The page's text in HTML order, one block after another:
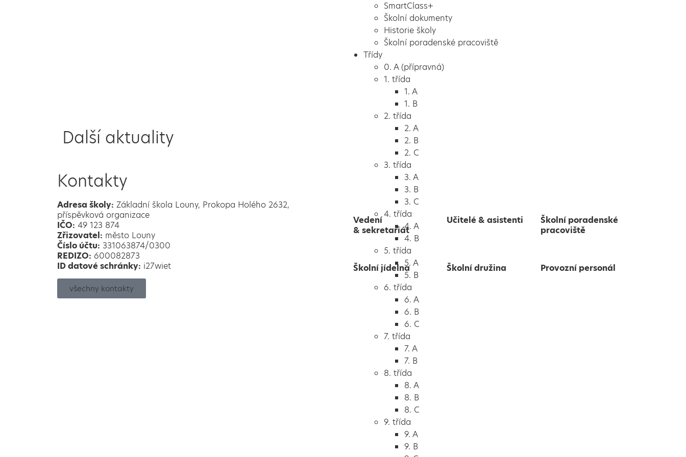
SmartClass+
Školní dokumenty
Historie školy
Školní poradenské pracoviště
Třídy
0. A (přípravná)
1. třída
1. A
1. B
2. třída
2. A
2. B
2. C
3. třída
3. A
3. B
3. C
4. třída
4. A
4. B
5. třída
5. A
5. B
6. třída
6. A
6. B
6. C
7. třída
7. A
7. B
8. třída
8. A
8. B
8. C
9. třída
9. A
9. B
Další aktuality
Kontakty
Adresa školy: Základní škola Louny, Prokopa Holého 2632,
příspěvková organizace
IČO: 49 123 874
Zřizovatel: město Louny
Číslo účtu: 331063874/0300
REDIZO: 600082873
ID datové schránky: i27wiet
všechny kontakty
Vedení
& sekretariát
Učitelé & asistenti
Školní poradenské
pracoviště
Školní jídelna Školní družina Provozní personál